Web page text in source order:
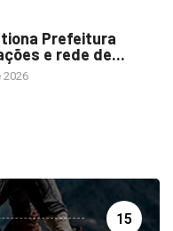
Prefeitura
e rede de...
2026
15